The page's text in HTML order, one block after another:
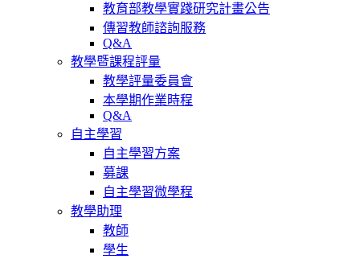
教育部教學實踐研究計畫公告
傳習教師諮詢服務
Q&A
教學暨課程評量
教學評量委員會
本學期作業時程
Q&A
自主學習
自主學習方案
募課
自主學習微學程
教學助理
教師
學生